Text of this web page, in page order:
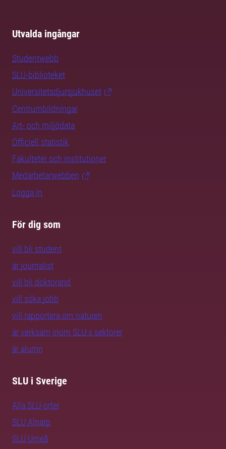
Utvalda ingångar
Studentwebb
SLU-biblioteket
Universitetsdjursjukhuset
Centrumbildningar
Art- och miljödata
Officiell statistik
Fakulteter och institutioner
Medarbetarwebben
Logga in
För dig som
vill bli student
är journalist
vill bli doktorand
vill söka jobb
vill rapportera om naturen
är verksam inom SLU:s sektorer
är alumn
SLU i Sverige
Alla SLU-orter
SLU Alnarp
SLU Umeå